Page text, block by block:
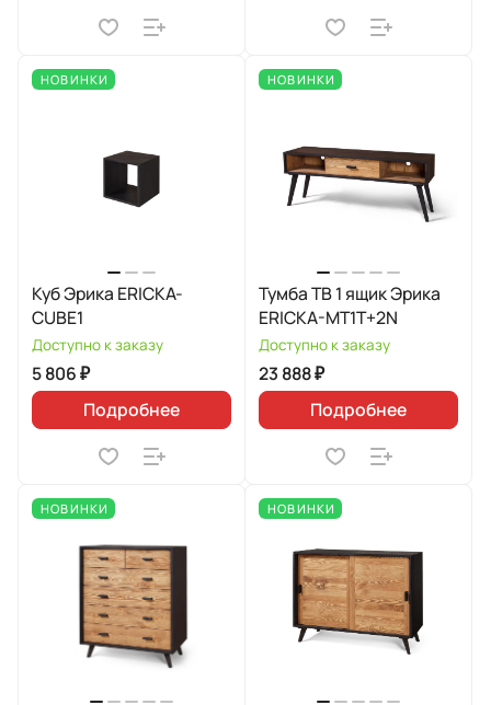
НОВИНКИ
Куб Эрика ERICKA-
CUBE1
Доступно к заказу
5 806 ₽
Подробнее
НОВИНКИ
Тумба ТВ 1 ящик Эрика
ERICKA-MT1T+2N
Доступно к заказу
23 888 ₽
Подробнее
НОВИНКИ НОВИНКИ